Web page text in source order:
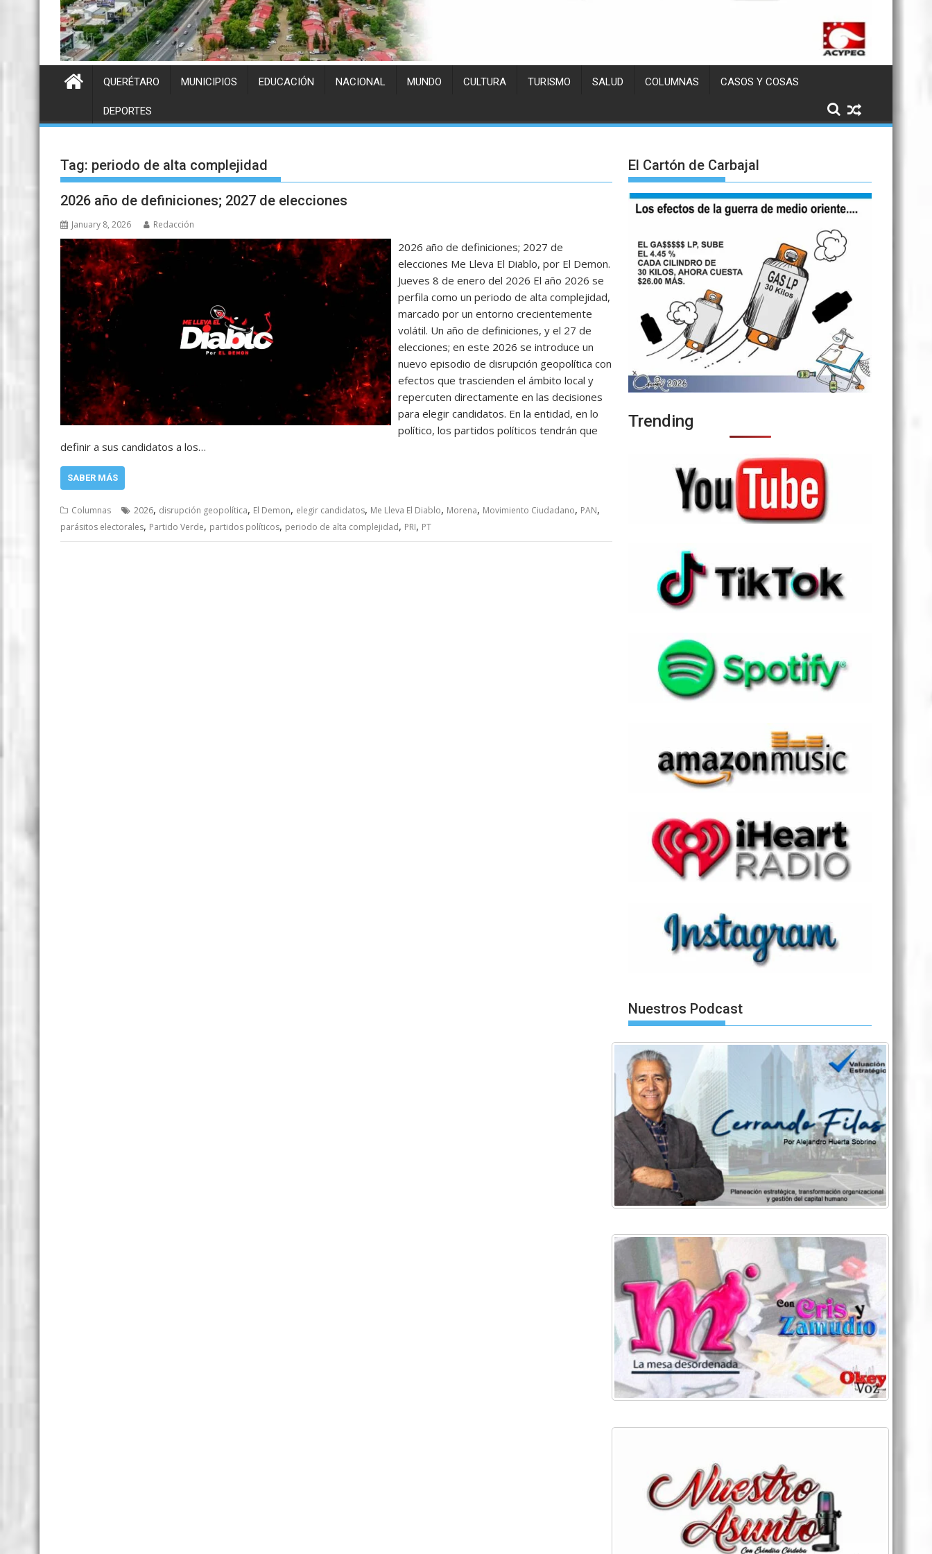
QUERÉTARO MUNICIPIOS EDUCACIÓN NACIONAL MUNDO CULTURA TURISMO SALUD COLUMNAS CASOS Y COSAS
DEPORTES
Tag: periodo de alta complejidad
2026 año de definiciones; 2027 de elecciones
January 8, 2026 Redacción
2026 año de definiciones; 2027 de
elecciones Me Lleva El Diablo, por El Demon.
Jueves 8 de enero del 2026 El año 2026 se
perfila como un periodo de alta complejidad,
marcado por un entorno crecientemente
volátil. Un año de definiciones, y el 27 de
elecciones; en este 2026 se introduce un
nuevo episodio de disrupción geopolítica con
efectos que trascienden el ámbito local y
repercuten directamente en las decisiones
para elegir candidatos. En la entidad, en lo
político, los partidos políticos tendrán que
definir a sus candidatos a los…
SABER MÁS
Columnas 2026, disrupción geopolítica, El Demon, elegir candidatos, Me Lleva El Diablo, Morena, Movimiento Ciudadano, PAN,
parásitos electorales, Partido Verde, partidos políticos, periodo de alta complejidad, PRI, PT
El Cartón de Carbajal
Trending
Nuestros Podcast